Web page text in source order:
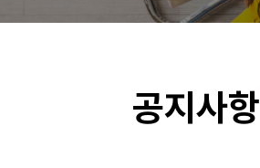
교
공지사항